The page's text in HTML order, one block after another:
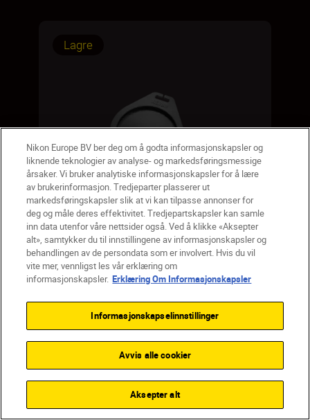
Lagre
Objektivdeksel for
50 mm PROSTAFF
P7
kr 75,65
inkl. Mva.+Gratis frakt
SHOP
Nikon Europe BV ber deg om å godta informasjonskapsler og
liknende teknologier av analyse- og markedsføringsmessige
årsaker. Vi bruker analytiske informasjonskapsler for å lære
av brukerinformasjon. Tredjeparter plasserer ut
markedsføringskapsler slik at vi kan tilpasse annonser for
deg og måle deres effektivitet. Tredjepartskapsler kan samle
inn data utenfor våre nettsider også. Ved å klikke «Aksepter
alt», samtykker du til innstillingene av informasjonskapsler og
behandlingen av de persondata som er involvert. Hvis du vil
vite mer, vennligst les vår erklæring om
informasjonskapsler. Erklæring Om Informasjonskapsler
Informasjonskapselinnstillinger
Avvis alle cookier
Aksepter alt